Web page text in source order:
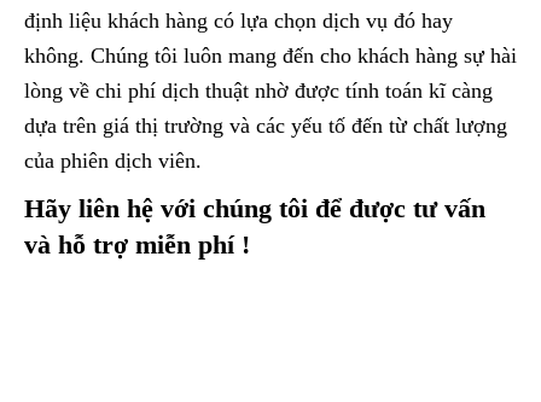
định liệu khách hàng có lựa chọn dịch vụ đó hay
không. Chúng tôi luôn mang đến cho khách hàng sự hài
lòng về chi phí dịch thuật nhờ được tính toán kĩ càng
dựa trên giá thị trường và các yếu tố đến từ chất lượng
của phiên dịch viên.
Hãy liên hệ với chúng tôi để được tư vấn
và hỗ trợ miễn phí !